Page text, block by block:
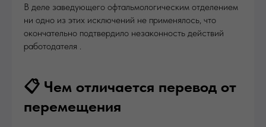
В деле заведующего офтальмологическим отделением
ни одно из этих исключений не применялось, что
окончательно подтвердило незаконность действий
работодателя .
📋 Чем отличается перевод от
перемещения